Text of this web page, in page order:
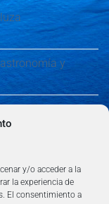
y/o acceder a la
la experiencia de
El consentimiento a
y